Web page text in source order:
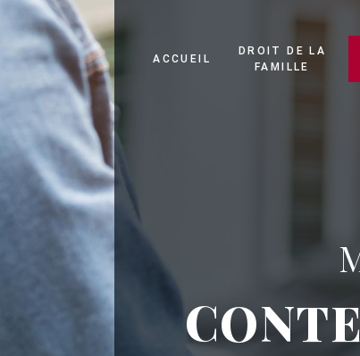
ACCUEIL
DROIT DE LA
FAMILLE
Panneau de gestion des cookies